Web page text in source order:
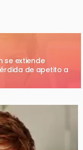
se extiende
de apetito a